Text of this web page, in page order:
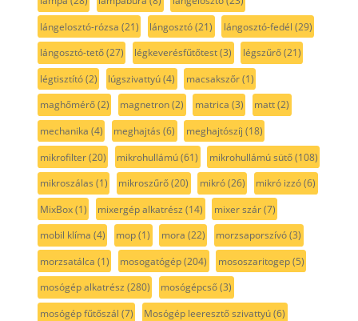
lángelosztó-rózsa (21) lángosztó(21) lángosztó-fedél (29)
lángosztó-tető(27) légkeverésfűtőtest(3) légszűrő(21)
légtisztító(2) lúgszivattyú(4) macsakszőr(1)
maghőmérő(2) magnetron(2) matrica (3) matt(2)
mechanika (4) meghajtás (6) meghajtószíj (18)
mikrofilter(20) mikrohullámú(61) mikrohullámú sütő(108)
mikroszálas (1) mikroszűrő(20) mikró(26) mikró izzó(6)
MixBox(1) mixergép alkatrész (14) mixer szár(7)
mobil klíma (4) mop(1) mora (22) morzsaporszívó(3)
morzsatálca (1) mosogatógép(204) mososzaritogep(5)
mosógép alkatrész (280) mosógépcső(3)
mosógép fűtőszál (7) Mosógép leeresztő szivattyú(6)